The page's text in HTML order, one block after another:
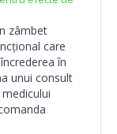
zâmbet
care
în
unui consult